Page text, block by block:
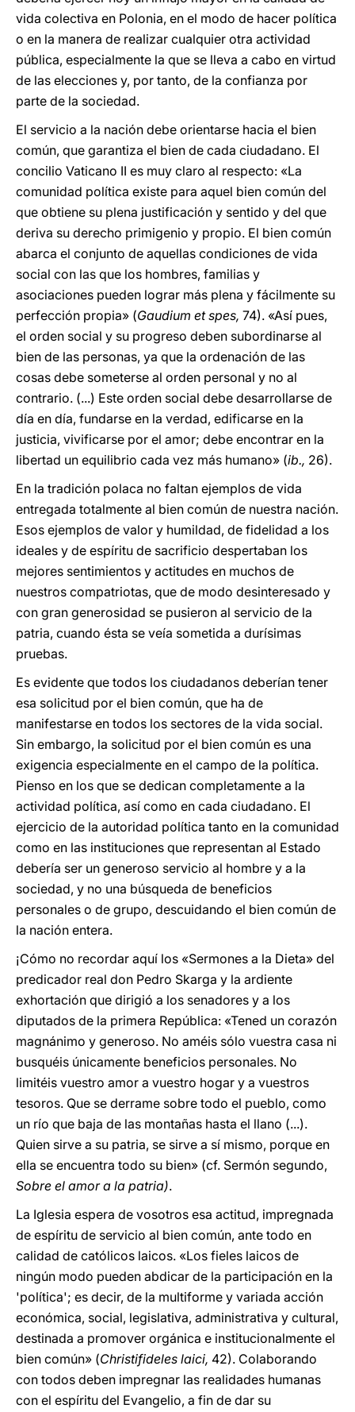
vida colectiva en Polonia, en el modo de hacer política
o en la manera de realizar cualquier otra actividad
pública, especialmente la que se lleva a cabo en virtud
de las elecciones y, por tanto, de la confianza por
parte de la sociedad.
El servicio a la nación debe orientarse hacia el bien
común, que garantiza el bien de cada ciudadano. El
concilio Vaticano II es muy claro al respecto: «La
comunidad política existe para aquel bien común del
que obtiene su plena justificación y sentido y del que
deriva su derecho primigenio y propio. El bien común
abarca el conjunto de aquellas condiciones de vida
social con las que los hombres, familias y
asociaciones pueden lograr más plena y fácilmente su
perfección propia» (Gaudium et spes, 74). «Así pues,
el orden social y su progreso deben subordinarse al
bien de las personas, ya que la ordenación de las
cosas debe someterse al orden personal y no al
contrario. (...) Este orden social debe desarrollarse de
día en día, fundarse en la verdad, edificarse en la
justicia, vivificarse por el amor; debe encontrar en la
libertad un equilibrio cada vez más humano» (ib., 26).
En la tradición polaca no faltan ejemplos de vida
entregada totalmente al bien común de nuestra nación.
Esos ejemplos de valor y humildad, de fidelidad a los
ideales y de espíritu de sacrificio despertaban los
mejores sentimientos y actitudes en muchos de
nuestros compatriotas, que de modo desinteresado y
con gran generosidad se pusieron al servicio de la
patria, cuando ésta se veía sometida a durísimas
pruebas.
Es evidente que todos los ciudadanos deberían tener
esa solicitud por el bien común, que ha de
manifestarse en todos los sectores de la vida social.
Sin embargo, la solicitud por el bien común es una
exigencia especialmente en el campo de la política.
Pienso en los que se dedican completamente a la
actividad política, así como en cada ciudadano. El
ejercicio de la autoridad política tanto en la comunidad
como en las instituciones que representan al Estado
debería ser un generoso servicio al hombre y a la
sociedad, y no una búsqueda de beneficios
personales o de grupo, descuidando el bien común de
la nación entera.
¡Cómo no recordar aquí los «Sermones a la Dieta» del
predicador real don Pedro Skarga y la ardiente
exhortación que dirigió a los senadores y a los
diputados de la primera República: «Tened un corazón
magnánimo y generoso. No améis sólo vuestra casa ni
busquéis únicamente beneficios personales. No
limitéis vuestro amor a vuestro hogar y a vuestros
tesoros. Que se derrame sobre todo el pueblo, como
un río que baja de las montañas hasta el llano (...).
Quien sirve a su patria, se sirve a sí mismo, porque en
ella se encuentra todo su bien» (cf. Sermón segundo,
Sobre el amor a la patria).
La Iglesia espera de vosotros esa actitud, impregnada
de espíritu de servicio al bien común, ante todo en
calidad de católicos laicos. «Los fieles laicos de
ningún modo pueden abdicar de la participación en la
'política'; es decir, de la multiforme y variada acción
económica, social, legislativa, administrativa y cultural,
destinada a promover orgánica e institucionalmente el
bien común» (Christifideles laici, 42). Colaborando
con todos deben impregnar las realidades humanas
con el espíritu del Evangelio, a fin de dar su